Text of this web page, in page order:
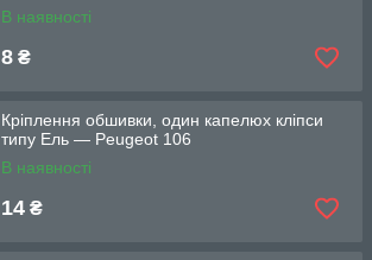
В наявності
8 ₴
Кріплення обшивки, один капелюх кліпси
типу Ель — Peugeot 106
В наявності
14 ₴